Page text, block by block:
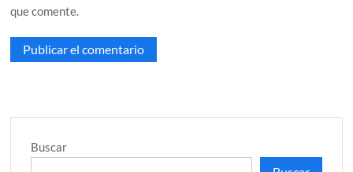
que comente.
Buscar